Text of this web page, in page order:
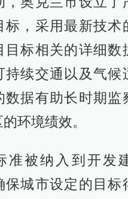
标，采用最新技术
目标相关的详细数
持续交通以及气候
数据有助长时期监
环境绩效。
准被纳入到开发
保城市设定的目标